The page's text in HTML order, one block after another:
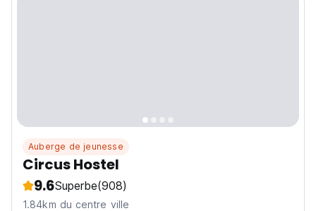
Auberge de jeunesse
Circus Hostel
9.6Superbe(908)
1.84km du centre ville